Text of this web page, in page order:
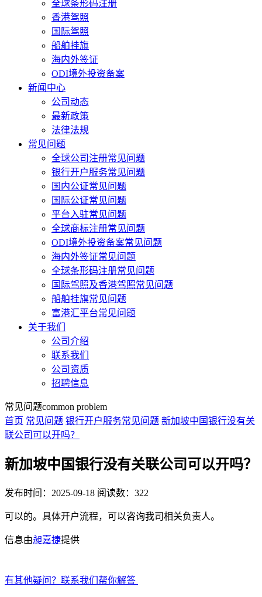
全球条形码注册
香港驾照
国际驾照
船舶挂旗
海内外签证
ODI境外投资备案
新闻中心
公司动态
最新政策
法律法规
常见问题
全球公司注册常见问题
银行开户服务常见问题
国内公证常见问题
国际公证常见问题
平台入驻常见问题
全球商标注册常见问题
ODI境外投资备案常见问题
海内外签证常见问题
全球条形码注册常见问题
国际驾照及香港驾照常见问题
船舶挂旗常见问题
富港汇平台常见问题
关于我们
公司介绍
联系我们
公司资质
招聘信息
常见问题common problem
首页 常见问题 银行开户服务常见问题 新加坡中国银行没有关
联公司可以开吗？
新加坡中国银行没有关联公司可以开吗？
发布时间：2025-09-18 阅读数：322
可以的。具体开户流程，可以咨询我司相关负责人。
信息由昶嘉捷提供
有其他疑问？联系我们帮你解答